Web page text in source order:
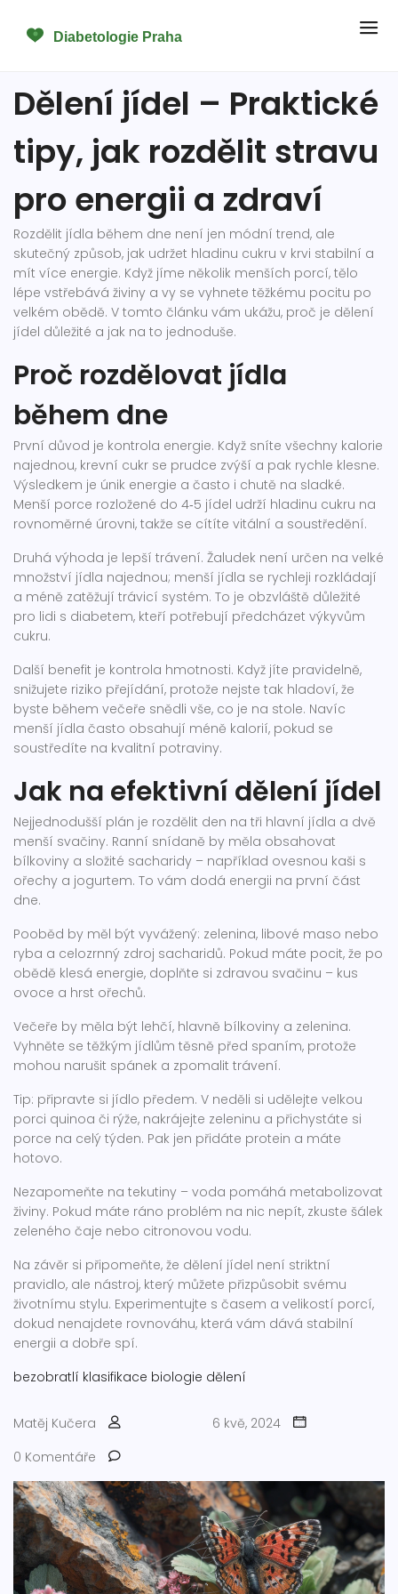
Dělení jídel – Praktické
tipy, jak rozdělit stravu
pro energii a zdraví
Rozdělit jídla během dne není jen módní trend, ale
skutečný způsob, jak udržet hladinu cukru v krvi stabilní a
mít více energie. Když jíme několik menších porcí, tělo
lépe vstřebává živiny a vy se vyhnete těžkému pocitu po
velkém obědě. V tomto článku vám ukážu, proč je dělení
jídel důležité a jak na to jednoduše.
Proč rozdělovat jídla
během dne
První důvod je kontrola energie. Když sníte všechny kalorie
najednou, krevní cukr se prudce zvýší a pak rychle klesne.
Výsledkem je únik energie a často i chutě na sladké.
Menší porce rozložené do 4‑5 jídel udrží hladinu cukru na
rovnoměrné úrovni, takže se cítíte vitální a soustředění.
Druhá výhoda je lepší trávení. Žaludek není určen na velké
množství jídla najednou; menší jídla se rychleji rozkládají
a méně zatěžují trávicí systém. To je obzvláště důležité
pro lidi s diabetem, kteří potřebují předcházet výkyvům
cukru.
Další benefit je kontrola hmotnosti. Když jíte pravidelně,
snižujete riziko přejídání, protože nejste tak hladoví, že
byste během večeře snědli vše, co je na stole. Navíc
menší jídla často obsahují méně kalorií, pokud se
soustředíte na kvalitní potraviny.
Jak na efektivní dělení jídel
Nejjednodušší plán je rozdělit den na tři hlavní jídla a dvě
menší svačiny. Ranní snídaně by měla obsahovat
bílkoviny a složité sacharidy – například ovesnou kaši s
ořechy a jogurtem. To vám dodá energii na první část
dne.
Pooběd by měl být vyvážený: zelenina, libové maso nebo
ryba a celozrnný zdroj sacharidů. Pokud máte pocit, že po
obědě klesá energie, doplňte si zdravou svačinu – kus
ovoce a hrst ořechů.
Večeře by měla být lehčí, hlavně bílkoviny a zelenina.
Vyhněte se těžkým jídlům těsně před spaním, protože
mohou narušit spánek a zpomalit trávení.
Tip: připravte si jídlo předem. V neděli si udělejte velkou
porci quinoa či rýže, nakrájejte zeleninu a přichystáte si
porce na celý týden. Pak jen přidáte protein a máte
hotovo.
Nezapomeňte na tekutiny – voda pomáhá metabolizovat
živiny. Pokud máte ráno problém na nic nepít, zkuste šálek
zeleného čaje nebo citronovou vodu.
Na závěr si připomeňte, že dělení jídel není striktní
pravidlo, ale nástroj, který můžete přizpůsobit svému
životnímu stylu. Experimentujte s časem a velikostí porcí,
dokud nenajdete rovnováhu, která vám dává stabilní
energii a dobře spí.
bezobratlí klasifikace biologie dělení
Matěj Kučera
6 kvě, 2024
0 Komentáře